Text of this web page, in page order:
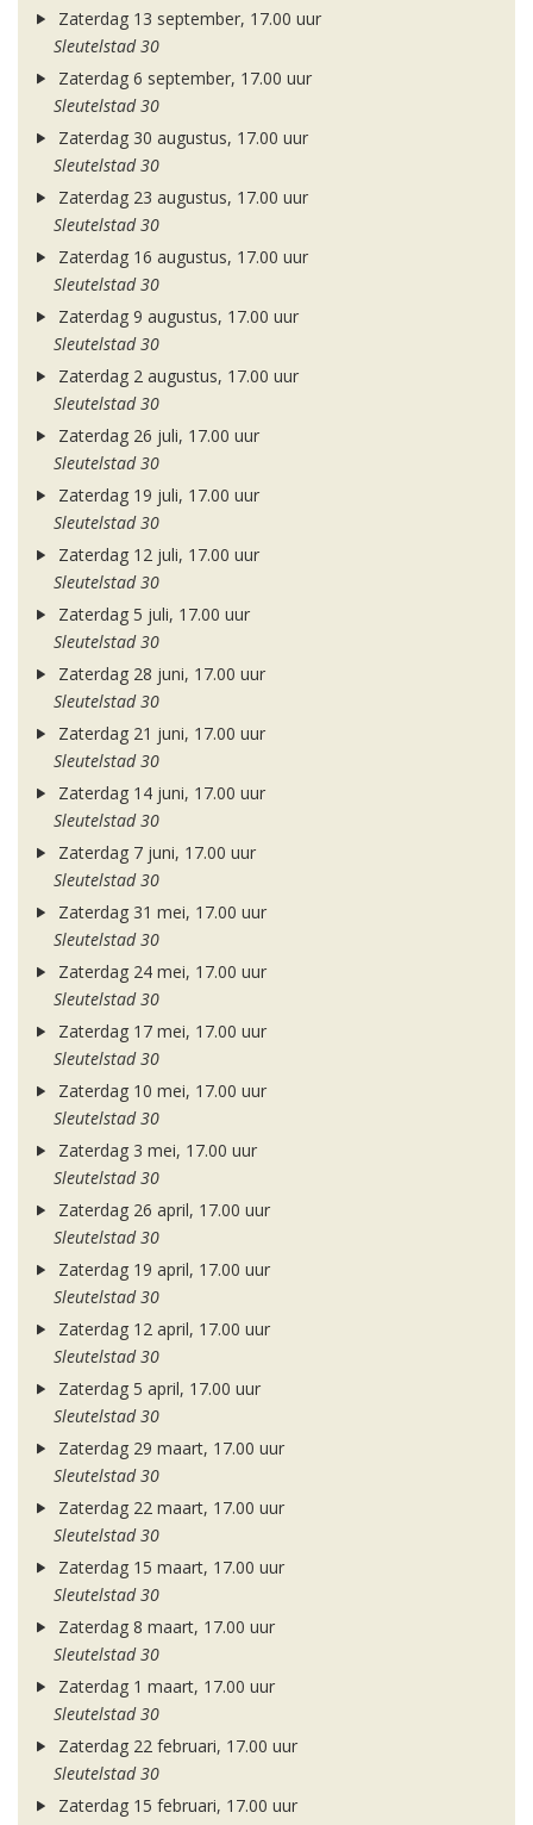
Zaterdag 13 september, 17.00 uur
Sleutelstad 30
Zaterdag 6 september, 17.00 uur
Sleutelstad 30
Zaterdag 30 augustus, 17.00 uur
Sleutelstad 30
Zaterdag 23 augustus, 17.00 uur
Sleutelstad 30
Zaterdag 16 augustus, 17.00 uur
Sleutelstad 30
Zaterdag 9 augustus, 17.00 uur
Sleutelstad 30
Zaterdag 2 augustus, 17.00 uur
Sleutelstad 30
Zaterdag 26 juli, 17.00 uur
Sleutelstad 30
Zaterdag 19 juli, 17.00 uur
Sleutelstad 30
Zaterdag 12 juli, 17.00 uur
Sleutelstad 30
Zaterdag 5 juli, 17.00 uur
Sleutelstad 30
Zaterdag 28 juni, 17.00 uur
Sleutelstad 30
Zaterdag 21 juni, 17.00 uur
Sleutelstad 30
Zaterdag 14 juni, 17.00 uur
Sleutelstad 30
Zaterdag 7 juni, 17.00 uur
Sleutelstad 30
Zaterdag 31 mei, 17.00 uur
Sleutelstad 30
Zaterdag 24 mei, 17.00 uur
Sleutelstad 30
Zaterdag 17 mei, 17.00 uur
Sleutelstad 30
Zaterdag 10 mei, 17.00 uur
Sleutelstad 30
Zaterdag 3 mei, 17.00 uur
Sleutelstad 30
Zaterdag 26 april, 17.00 uur
Sleutelstad 30
Zaterdag 19 april, 17.00 uur
Sleutelstad 30
Zaterdag 12 april, 17.00 uur
Sleutelstad 30
Zaterdag 5 april, 17.00 uur
Sleutelstad 30
Zaterdag 29 maart, 17.00 uur
Sleutelstad 30
Zaterdag 22 maart, 17.00 uur
Sleutelstad 30
Zaterdag 15 maart, 17.00 uur
Sleutelstad 30
Zaterdag 8 maart, 17.00 uur
Sleutelstad 30
Zaterdag 1 maart, 17.00 uur
Sleutelstad 30
Zaterdag 22 februari, 17.00 uur
Sleutelstad 30
Zaterdag 15 februari, 17.00 uur